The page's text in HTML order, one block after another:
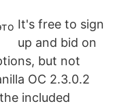
It's free to sign
up and bid on
but not
OC 2.3.0.2
included